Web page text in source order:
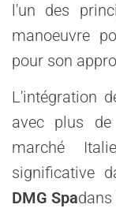
l'un des
manoeuvre
pour son
L'intégration
avec plus
marché
significative
DMG Spadans